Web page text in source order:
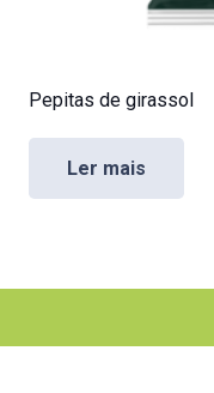
Pepitas de girassol
Ler mais